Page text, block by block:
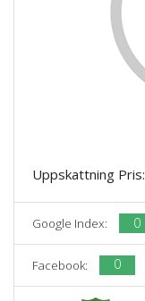
Uppskattning Pris:
Google Index: 0
Facebook: 0